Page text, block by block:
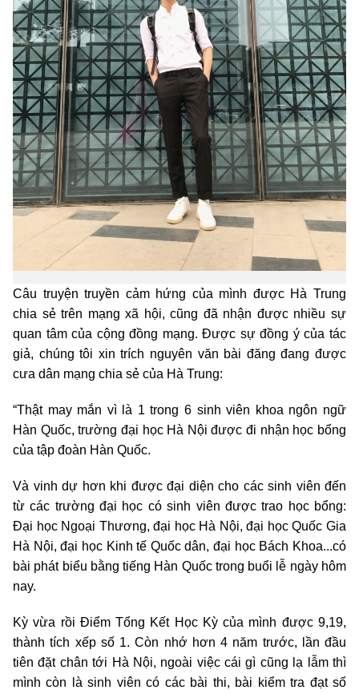
Câu truyện truyền cảm hứng của mình được Hà Trung
chia sẻ trên mạng xã hội, cũng đã nhận được nhiều sự
quan tâm của cộng đồng mạng. Được sự đồng ý của tác
giả, chúng tôi xin trích nguyên văn bài đăng đang được
cưa dân mạng chia sẻ của Hà Trung:
“Thật may mắn vì là 1 trong 6 sinh viên khoa ngôn ngữ
Hàn Quốc, trường đại học Hà Nội được đi nhận học bổng
của tập đoàn Hàn Quốc.
Và vinh dự hơn khi được đại diện cho các sinh viên đến
từ các trường đại học có sinh viên được trao học bổng:
Đại học Ngoại Thương, đại học Hà Nội, đại học Quốc Gia
Hà Nội, đại học Kinh tế Quốc dân, đại học Bách Khoa...có
bài phát biểu bằng tiếng Hàn Quốc trong buổi lễ ngày hôm
nay.
Kỳ vừa rồi Điểm Tổng Kết Học Kỳ của mình được 9,19,
thành tích xếp số 1. Còn nhớ hơn 4 năm trước, lần đầu
tiên đặt chân tới Hà Nội, ngoài việc cái gì cũng lạ lẫm thì
mình còn là sinh viên có các bài thi, bài kiểm tra đạt số